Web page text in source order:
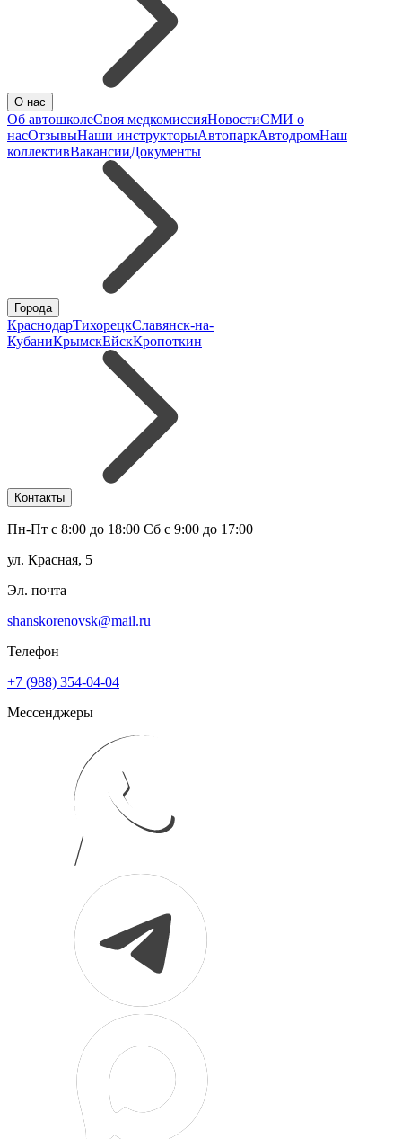
О нас
Об автошколеСвоя медкомиссияНовостиСМИ о
насОтзывыНаши инструкторыАвтопаркАвтодромНаш
коллективВакансииДокументы
Города
КраснодарТихорецкСлавянск-на-
КубаниКрымскЕйскКропоткин
Контакты
Пн-Пт с 8:00 до 18:00 Сб с 9:00 до 17:00
ул. Красная, 5
Эл. почта
shanskorenovsk@mail.ru
Телефон
+7 (988) 354-04-04
Мессенджеры